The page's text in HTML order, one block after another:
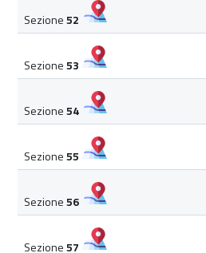
Sezione52
Sezione53
Sezione54
Sezione55
Sezione56
Sezione57